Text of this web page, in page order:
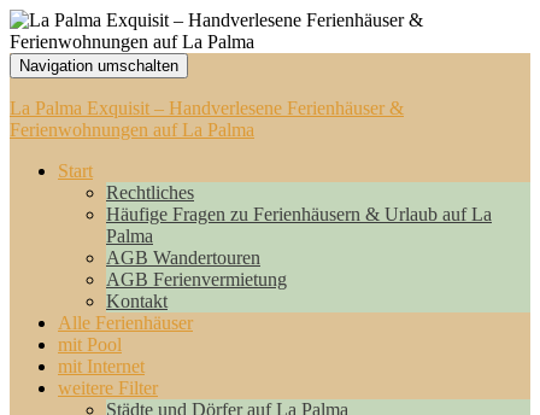
Navigation umschalten
La Palma Exquisit – Handverlesene Ferienhäuser &
Ferienwohnungen auf La Palma
Start
Rechtliches
Häufige Fragen zu Ferienhäusern & Urlaub auf La
Palma
AGB Wandertouren
AGB Ferienvermietung
Kontakt
Alle Ferienhäuser
mit Pool
mit Internet
weitere Filter
Städte und Dörfer auf La Palma